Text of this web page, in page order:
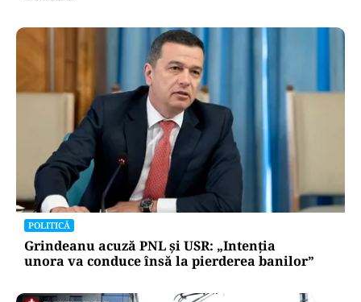
POLITICĂ
Grindeanu acuză PNL și USR: „Intenția
unora va conduce însă la pierderea banilor”